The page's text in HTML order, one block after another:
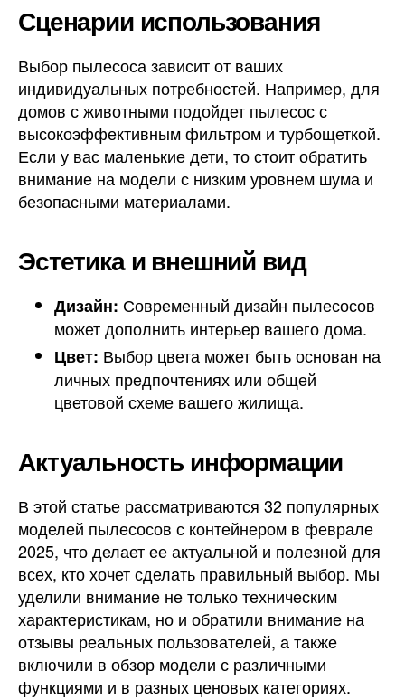
Сценарии использования
Выбор пылесоса зависит от ваших
индивидуальных потребностей. Например, для
домов с животными подойдет пылесос с
высокоэффективным фильтром и турбощеткой.
Если у вас маленькие дети, то стоит обратить
внимание на модели с низким уровнем шума и
безопасными материалами.
Эстетика и внешний вид
Дизайн: Современный дизайн пылесосов
может дополнить интерьер вашего дома.
Цвет: Выбор цвета может быть основан на
личных предпочтениях или общей
цветовой схеме вашего жилища.
Актуальность информации
В этой статье рассматриваются 32 популярных
моделей пылесосов с контейнером в феврале
2025, что делает ее актуальной и полезной для
всех, кто хочет сделать правильный выбор. Мы
уделили внимание не только техническим
характеристикам, но и обратили внимание на
отзывы реальных пользователей, а также
включили в обзор модели с различными
функциями и в разных ценовых категориях.